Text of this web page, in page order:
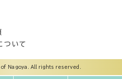
ついて
Nagoya. All rights reserved.